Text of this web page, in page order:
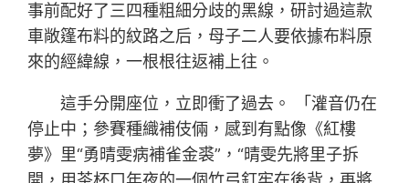
事前配好了三四種粗細分歧的黑線，研討過這款
車敞篷布料的紋路之后，母子二人要依據布料原
來的經緯線，一根根往返補上往。
這手分開座位，立即衝了過去。 「灌音仍在
停止中；參賽種織補伎倆，感到有點像《紅樓
夢》里“勇晴雯病補雀金裘”，“晴雯先將里子拆